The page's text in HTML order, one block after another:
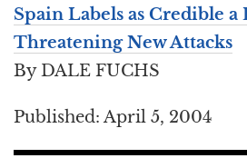
Spain Labels as Credible a
Threatening New Attacks
By DALE FUCHS
Published: April 5, 2004